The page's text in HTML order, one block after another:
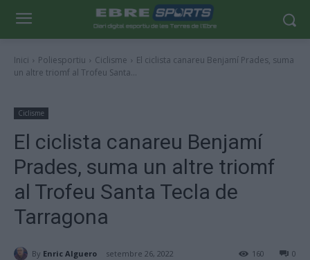
Inici Poliesportiu Ciclisme
El ciclista canareu Benjamí Prades, suma
un altre triomf al Trofeu Santa...
Ciclisme
El ciclista canareu Benjamí
Prades, suma un altre triomf
al Trofeu Santa Tecla de
Tarragona
By Enric Alguero setembre 26, 2022 0
160